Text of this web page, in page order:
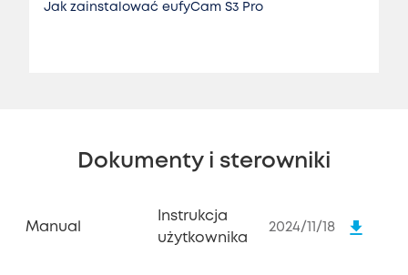
Jak zainstalować eufyCam S3 Pro
Dokumenty i sterowniki
Manual
Instrukcja
użytkownika
2024/11/18